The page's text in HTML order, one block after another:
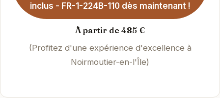
inclus - FR-1-224B-110 dès maintenant !
À partir de 485 €
(Profitez d'une expérience d'excellence à
Noirmoutier-en-l'Île)